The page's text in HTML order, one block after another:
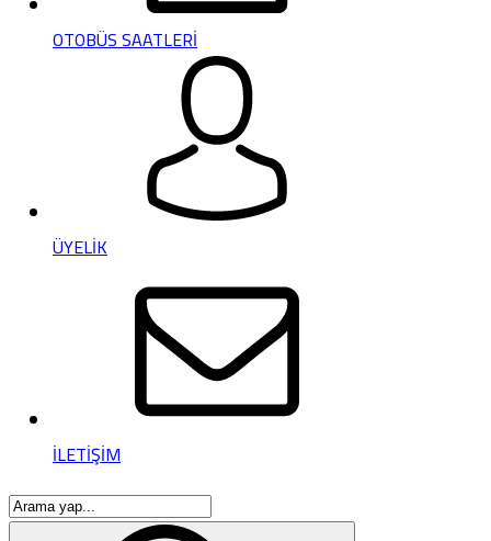
OTOBÜS SAATLERİ
ÜYELİK
İLETİŞİM